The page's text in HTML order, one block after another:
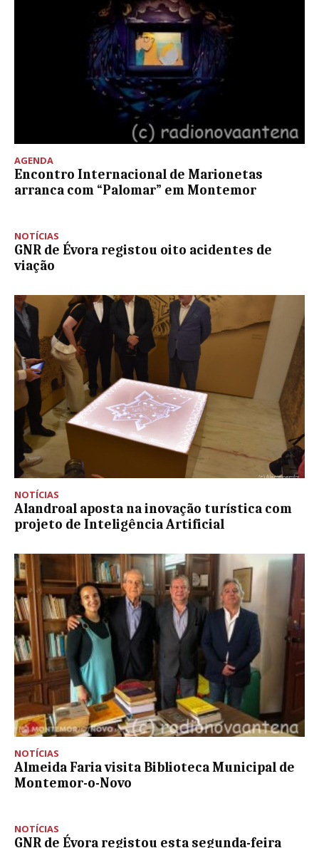
AGENDA
Encontro Internacional de Marionetas
arranca com “Palomar” em Montemor
NOTÍCIAS
GNR de Évora registou oito acidentes de
viação
NOTÍCIAS
Alandroal aposta na inovação turística com
projeto de Inteligência Artificial
NOTÍCIAS
Almeida Faria visita Biblioteca Municipal de
Montemor-o-Novo
NOTÍCIAS
GNR de Évora registou esta segunda-feira